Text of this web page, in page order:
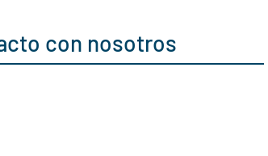
con nosotros